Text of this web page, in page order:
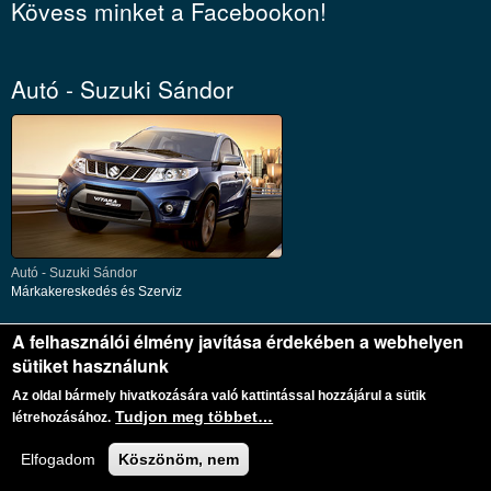
Kövess minket a Facebookon!
Autó - Suzuki Sándor
Autó - Suzuki Sándor
Márkakereskedés és Szerviz
A felhasználói élmény javítása érdekében a webhelyen
sütiket használunk
Az oldal bármely hivatkozására való kattintással hozzájárul a sütik
létrehozásához. Tudjon meg többet…
Elfogadom Köszönöm, nem